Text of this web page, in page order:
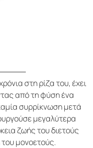
στη ρίζα του, έχει
από τη φύση ένα
συρρίκνωση μετά
μεγαλύτερα
ζωής του διετούς
του μονοετούς.